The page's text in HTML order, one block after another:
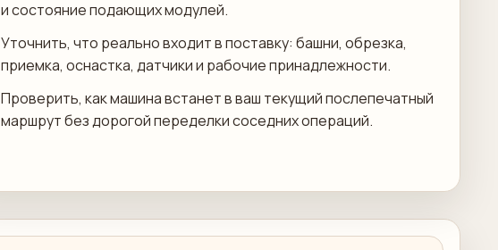
и состояние подающих модулей.
Уточнить, что реально входит в поставку: башни, обрезка,
приемка, оснастка, датчики и рабочие принадлежности.
Проверить, как машина встанет в ваш текущий послепечатный
маршрут без дорогой переделки соседних операций.